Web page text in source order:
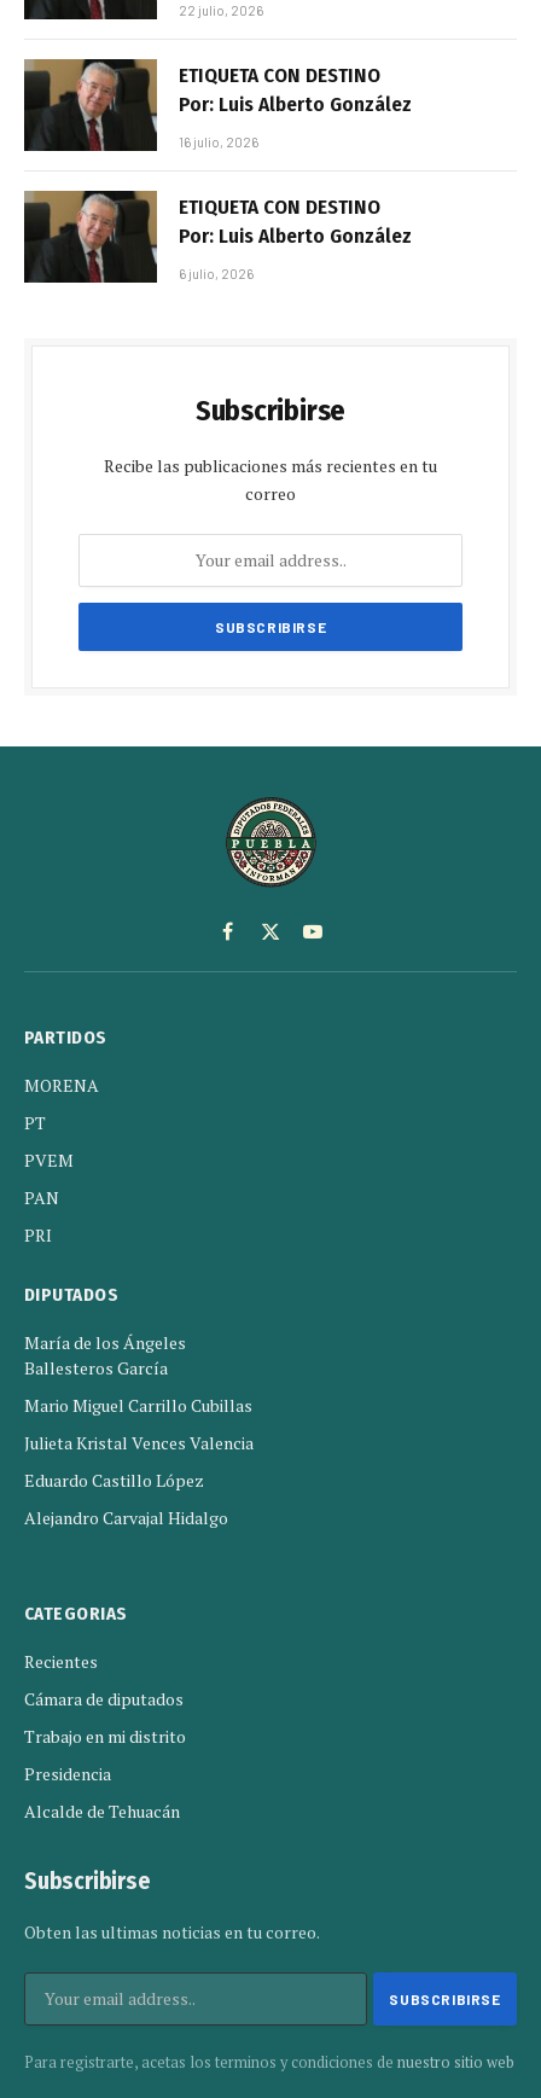
22 julio, 2026
ETIQUETA CON DESTINO
Por: Luis Alberto González
16 julio, 2026
ETIQUETA CON DESTINO
Por: Luis Alberto González
6 julio, 2026
Subscribirse
Recibe las publicaciones más recientes en tu
correo
Facebook
X
(Twitter)
YouTube
PARTIDOS
MORENA
PT
PVEM
PAN
PRI
DIPUTADOS
María de los Ángeles
Ballesteros García
Mario Miguel Carrillo Cubillas
Julieta Kristal Vences Valencia
Eduardo Castillo López
Alejandro Carvajal Hidalgo
CATEGORIAS
Recientes
Cámara de diputados
Trabajo en mi distrito
Presidencia
Alcalde de Tehuacán
Subscribirse
Obten las ultimas noticias en tu correo.
Para registrarte, acetas los terminos y condiciones de nuestro sitio web